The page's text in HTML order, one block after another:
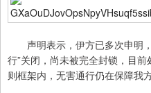
声明表示，伊方已多次申明，
行”关闭，尚未被完全封锁，目前
则框架内，无害通行仍在保障我